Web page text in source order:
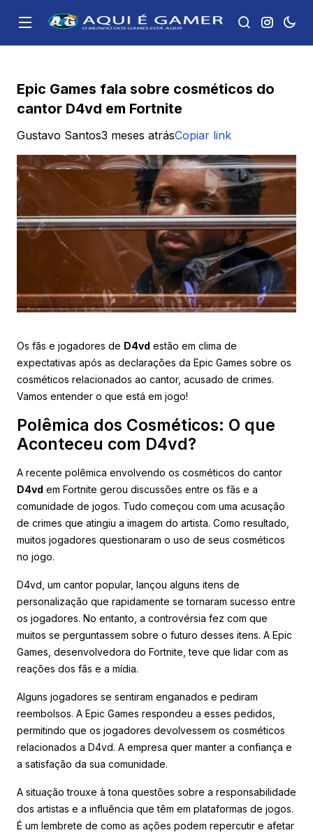
Epic Games fala sobre cosméticos do
cantor D4vd em Fortnite
Gustavo Santos3 meses atrásCopiar link
Os fãs e jogadores de D4vd estão em clima de
expectativas após as declarações da Epic Games sobre os
cosméticos relacionados ao cantor, acusado de crimes.
Vamos entender o que está em jogo!
Polêmica dos Cosméticos: O que
Aconteceu com D4vd?
A recente polêmica envolvendo os cosméticos do cantor
D4vd em Fortnite gerou discussões entre os fãs e a
comunidade de jogos. Tudo começou com uma acusação
de crimes que atingiu a imagem do artista. Como resultado,
muitos jogadores questionaram o uso de seus cosméticos
no jogo.
D4vd, um cantor popular, lançou alguns itens de
personalização que rapidamente se tornaram sucesso entre
os jogadores. No entanto, a controvérsia fez com que
muitos se perguntassem sobre o futuro desses itens. A Epic
Games, desenvolvedora do Fortnite, teve que lidar com as
reações dos fãs e a mídia.
Alguns jogadores se sentiram enganados e pediram
reembolsos. A Epic Games respondeu a esses pedidos,
permitindo que os jogadores devolvessem os cosméticos
relacionados a D4vd. A empresa quer manter a confiança e
a satisfação da sua comunidade.
A situação trouxe à tona questões sobre a responsabilidade
dos artistas e a influência que têm em plataformas de jogos.
É um lembrete de como as ações podem repercutir e afetar